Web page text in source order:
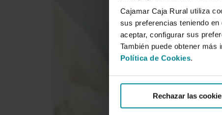
Cajamar Caja Rural utiliza
sus preferencias teniendo
aceptar, configurar sus
También puede obtener
Política de Cookies.
Rechazar las